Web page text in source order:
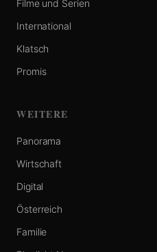
Filme und Serien
International
Klatsch
Promis
WEITERE
Panorama
Wirtschaft
Digital
Österreich
Familie